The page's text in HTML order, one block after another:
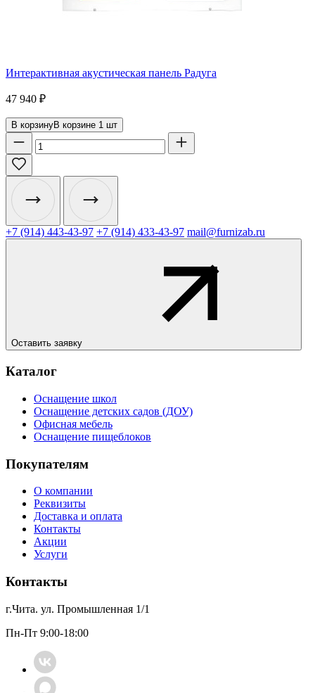
Интерактивная акустическая панель Радуга
47 940 ₽
В корзинуВ корзине 1 шт
+7 (914) 443-43-97 +7 (914) 433-43-97 mail@furnizab.ru
Оставить заявку
Каталог
Оснащение школ
Оснащение детских садов (ДОУ)
Офисная мебель
Оснащение пищеблоков
Покупателям
О компании
Реквизиты
Доставка и оплата
Контакты
Акции
Услуги
Контакты
г.Чита. ул. Промышленная 1/1
Пн-Пт 9:00-18:00